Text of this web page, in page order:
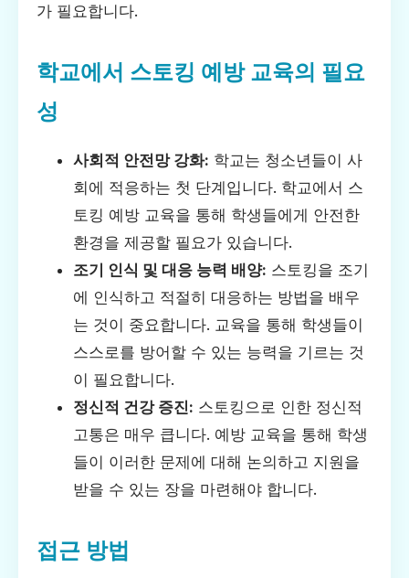
가 필요합니다.
학교에서 스토킹 예방 교육의 필요
성
사회적 안전망 강화: 학교는 청소년들이 사
회에 적응하는 첫 단계입니다. 학교에서 스
토킹 예방 교육을 통해 학생들에게 안전한
환경을 제공할 필요가 있습니다.
조기 인식 및 대응 능력 배양: 스토킹을 조기
에 인식하고 적절히 대응하는 방법을 배우
는 것이 중요합니다. 교육을 통해 학생들이
스스로를 방어할 수 있는 능력을 기르는 것
이 필요합니다.
정신적 건강 증진: 스토킹으로 인한 정신적
고통은 매우 큽니다. 예방 교육을 통해 학생
들이 이러한 문제에 대해 논의하고 지원을
받을 수 있는 장을 마련해야 합니다.
접근 방법